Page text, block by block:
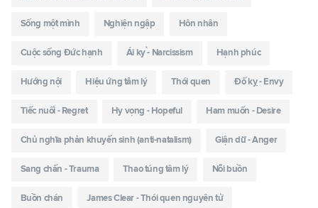
Sống một mình Nghiện ngập Hôn nhân
Cuộc sống Đức hạnh Ái kỷ - Narcissism Hạnh phúc
Hướng nội Hiệu ứng tâm lý Thói quen Đố kỵ - Envy
Tiếc nuối - Regret Hy vọng - Hopeful Ham muốn - Desire
Chủ nghĩa phản khuyến sinh (anti-natalism) Giận dữ - Anger
Sang chấn - Trauma Thao túng tâm lý Nỗi buồn
Buồn chán James Clear - Thói quen nguyên tử